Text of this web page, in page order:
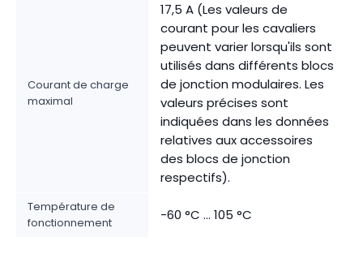
Courant de charge
maximal
17,5 A (Les valeurs de
courant pour les cavaliers
peuvent varier lorsqu'ils sont
utilisés dans différents blocs
de jonction modulaires. Les
valeurs précises sont
indiquées dans les données
relatives aux accessoires
des blocs de jonction
respectifs).
Température de
fonctionnement
-60 °C ... 105 °C